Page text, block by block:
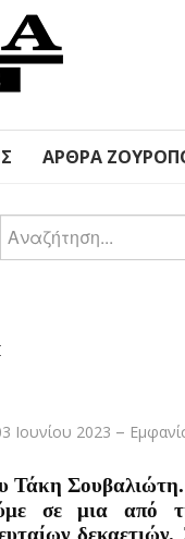
ΆΡΘΡΑ
Αναζήτηση
Ιουνίου 2023
Τάκη Σουβαλιώτη.
σε μια από